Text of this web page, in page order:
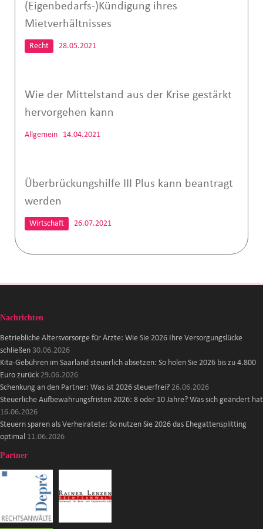
(Eigenbedarfs-)Kündigung ihres
Mietverhältnisses
Recht 28.05.2021
Wie der Mittelstand aus der Krise gestärkt
hervorgehen kann
Allgemein 14.04.2021
Überbrückungshilfe III Plus kann beantragt
werden
Wirtschaft 26.07.2021
Nachrichten
Betriebliche Altersvorsorge für Ärzte: Wie Sie 2026 Ihre Versorgungslücke
schließen 30.06.2026
Kita-Gebühren im Saarland steuerlich absetzen: So holen Sie 2026 bis zu 4.800
Euro zurück 29.06.2026
Schenkung an den Partner: Was ist 2026 steuerfrei? 26.06.2026
Steuerliche Aufbewahrungsfristen 2026: 8 oder 10 Jahre? Was sich geändert hat
16.06.2026
Steuern sparen als Verheiratete: So nutzen Sie 2026 das Ehegattensplitting
optimal 11.06.2026
Partner